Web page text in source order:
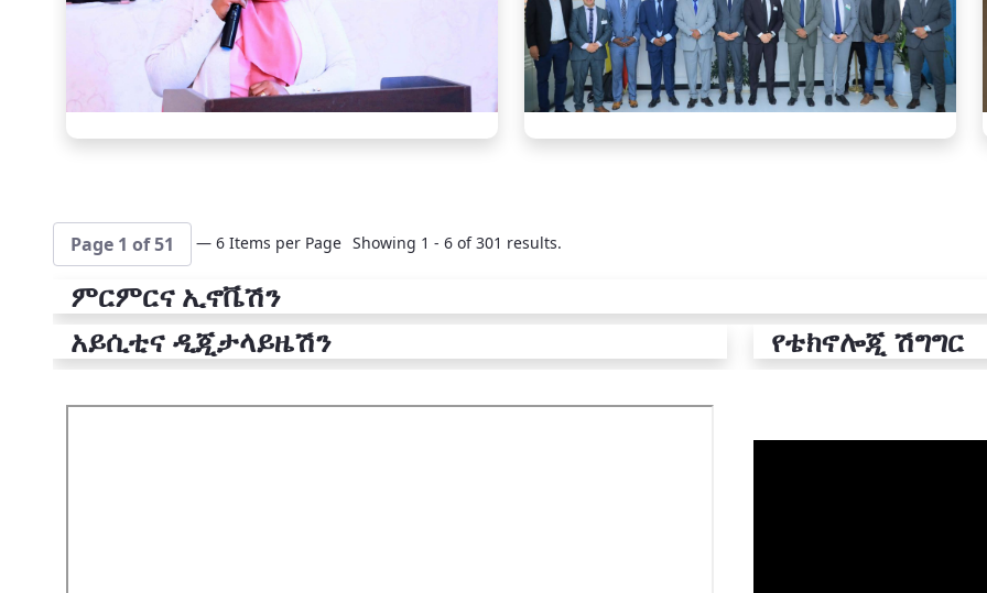
Page 1 of 51 — 6 Items per Page Showing 1 - 6 of 301 results.
ምርምርና ኢኖቬሽን
አይሲቲና ዲጂታላይዜሽን
የቴክኖሎጂ ሽግግር